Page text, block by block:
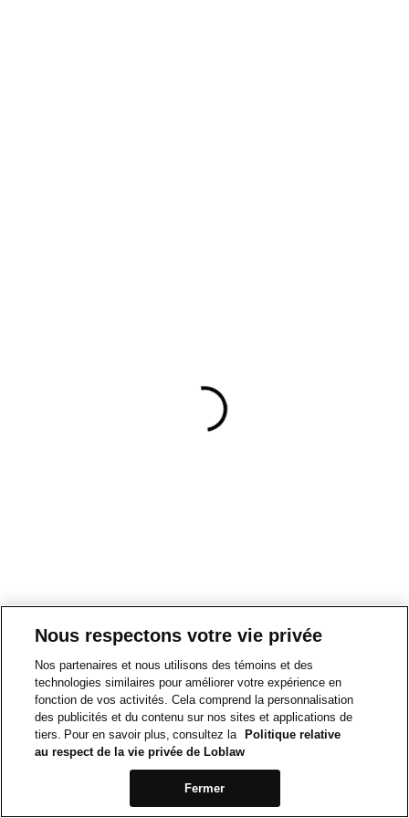
Nous respectons votre vie privée
Nos partenaires et nous utilisons des témoins et des
technologies similaires pour améliorer votre expérience en
fonction de vos activités. Cela comprend la personnalisation
des publicités et du contenu sur nos sites et applications de
tiers. Pour en savoir plus, consultez la
Politique relative
au respect de la vie privée de Loblaw
Fermer